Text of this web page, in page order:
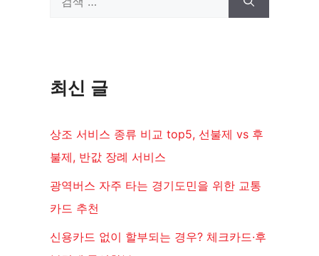
최신 글
상조 서비스 종류 비교 top5, 선불제 vs 후
불제, 반값 장례 서비스
광역버스 자주 타는 경기도민을 위한 교통
카드 추천
신용카드 없이 할부되는 경우? 체크카드·후